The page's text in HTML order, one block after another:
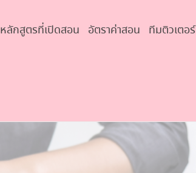
หลักสูตรที่เปิดสอน อัตราค่าสอน ทีมติวเตอร์